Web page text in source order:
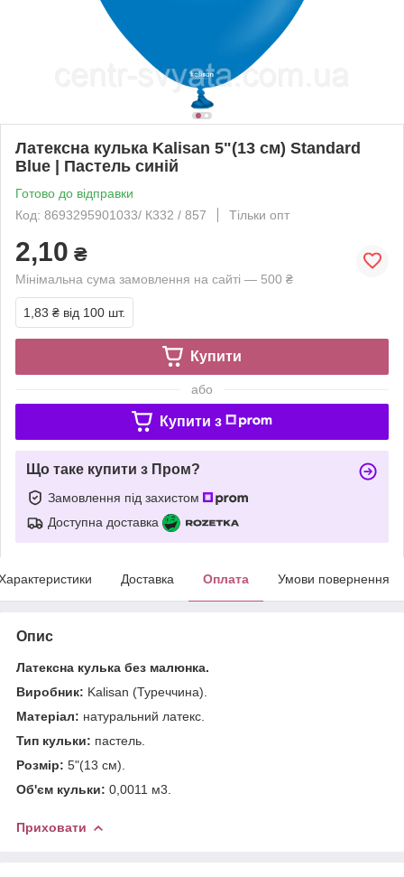
Латексна кулька Kalisan 5"(13 см) Standard
Blue | Пастель синій
Готово до відправки
Код: 8693295901033/ К332 / 857
Тільки опт
2,10 ₴
Мінімальна сума замовлення на сайті — 500 ₴
1,83 ₴ від 100 шт.
Купити
або
Купити з
Що таке купити з Пром?
Замовлення під захистом
Доступна доставка
Доставка Оплата Умови повернення
Опис
Латексна кулька без малюнка.
Виробник: Kalisan (Туреччина).
Матеріал: натуральний латекс.
Тип кульки: пастель.
Розмір: 5"(13 см).
Об'єм кульки: 0,0011 м3.
Приховати